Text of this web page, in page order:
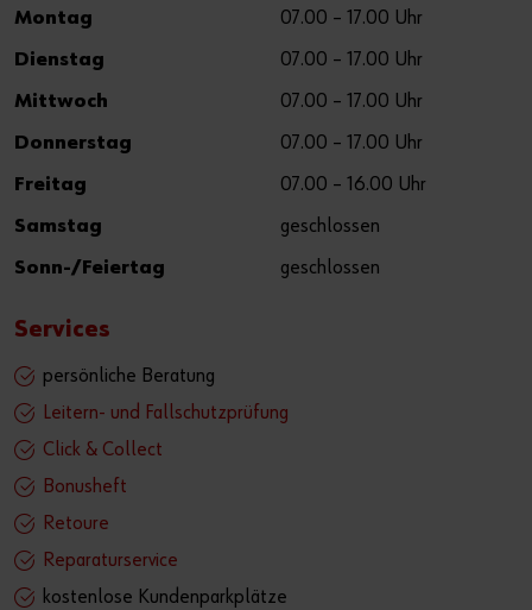
Montag 07.00 – 17.00 Uhr
Dienstag 07.00 – 17.00 Uhr
Mittwoch 07.00 – 17.00 Uhr
Donnerstag 07.00 – 17.00 Uhr
Freitag 07.00 – 16.00 Uhr
Samstag geschlossen
Sonn-/Feiertag geschlossen
Services
persönliche Beratung
Leitern- und Fallschutzprüfung
Click & Collect
Bonusheft
Retoure
Reparaturservice
kostenlose Kundenparkplätze